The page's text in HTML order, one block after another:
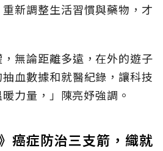
新調整生活習慣與藥物，才
，無論距離多遠，在外的遊子
血數據和就醫紀錄，讓科技
力量，」陳亮妤強調。
癌症防治三支箭，織就